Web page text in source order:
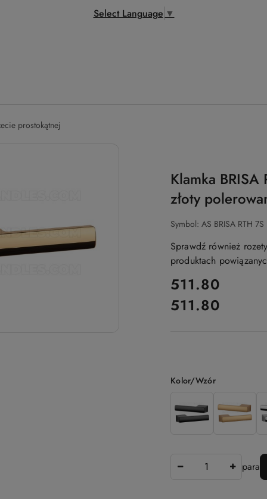
Select Language ▼
prostokątnej
Klamka BRISA
złoty
Symbol: AS BRISA RTH
Sprawdź również
produktach
cena:
511.80
Cena:
511.80
Wariant
Kolor/Wzór
para